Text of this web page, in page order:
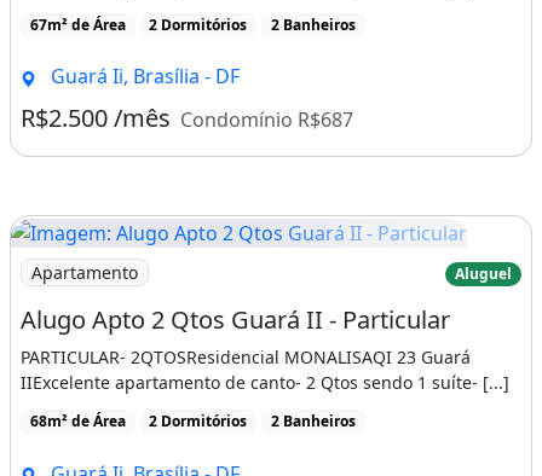
67m² de Área 2 Dormitórios 2 Banheiros
Guará Ii, Brasília - DF
R$2.500 /mês Condomínio R$687
Imagem: Alugo Apto 2 Qtos Guará II - Particular
Apartamento Aluguel
Alugo Apto 2 Qtos Guará II - Particular
PARTICULAR- 2QTOSResidencial MONALISAQI 23 Guará
IIExcelente apartamento de canto- 2 Qtos sendo 1 suíte- [...]
68m² de Área 2 Dormitórios 2 Banheiros